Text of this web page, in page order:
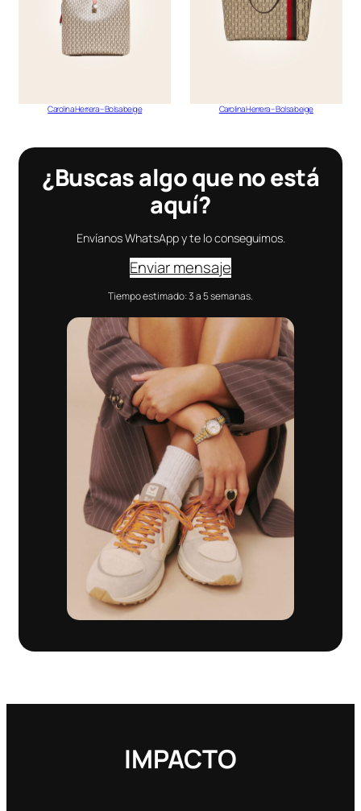
Carolina Herrera – Bolsa beige Carolina Herrera – Bolsa beige
¿Buscas algo que no está
aquí?
Envíanos WhatsApp y te lo conseguimos.
Enviar mensaje
Tiempo estimado: 3 a 5 semanas.
IMPACTO